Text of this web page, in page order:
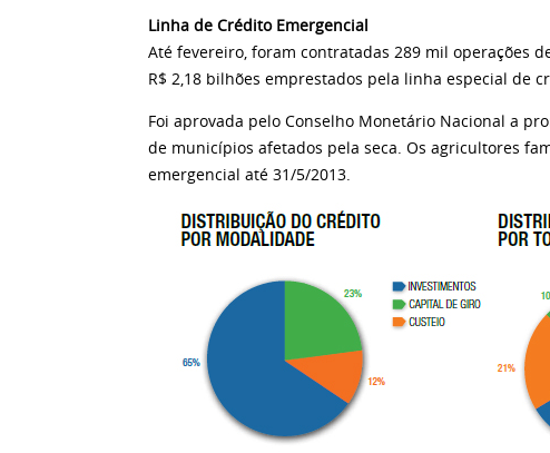
Linha de Crédito Emergencial
Até fevereiro, foram contratadas 289 mil operações
R$ 2,18 bilhões emprestados pela linha especial de
Foi aprovada pelo Conselho Monetário Nacional a
de municípios afetados pela seca. Os agricultores
emergencial até 31/5/2013.